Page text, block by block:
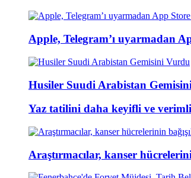
Apple, Telegram’ı uyarmadan
Husiler Suudi Arabistan
Yaz tatilini daha keyifli ve
Araştırmacılar, kanser